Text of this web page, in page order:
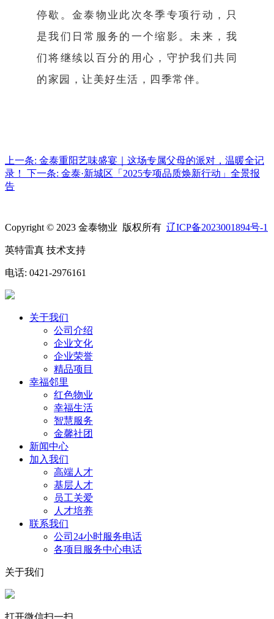
停歇。金泰物业此次冬季专项行动，只
是我们日常服务的一个缩影。未来，我
们将继续以百分的用心，守护我们共同
的家园，让美好生活，四季常伴。
上一条: 金泰重阳艺味盛宴｜这场专属父母的派对，温暖全记
录！
下一条: 金泰·新城区「2025专项品质焕新行动」全景报
告
Copyright © 2023 金泰物业 版权所有 辽ICP备2023001894号-1
英特雷真 技术支持
电话: 0421-2976161
关于我们
公司介绍
企业文化
企业荣誉
精品项目
幸福邻里
红色物业
幸福生活
智慧服务
金馨社团
新闻中心
加入我们
高端人才
基层人才
员工关爱
人才培养
联系我们
公司24小时服务电话
各项目服务中心电话
关于我们